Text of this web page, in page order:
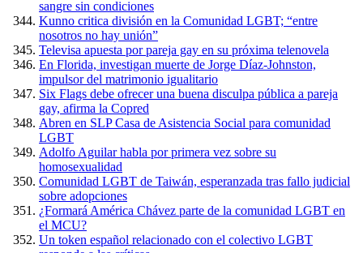
sangre sin condiciones
Kunno critica división en la Comunidad LGBT; “entre
nosotros no hay unión”
Televisa apuesta por pareja gay en su próxima telenovela
En Florida, investigan muerte de Jorge Díaz-Johnston,
impulsor del matrimonio igualitario
Six Flags debe ofrecer una buena disculpa pública a pareja
gay, afirma la Copred
Abren en SLP Casa de Asistencia Social para comunidad
LGBT
Adolfo Aguilar habla por primera vez sobre su
homosexualidad
Comunidad LGBT de Taiwán, esperanzada tras fallo judicial
sobre adopciones
¿Formará América Chávez parte de la comunidad LGBT en
el MCU?
Un token español relacionado con el colectivo LGBT